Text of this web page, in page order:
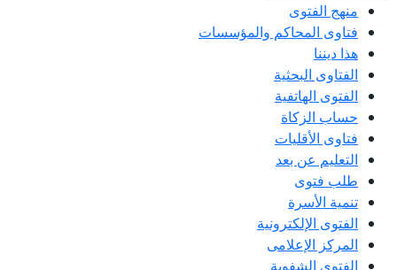
منهج الفتوى
فتاوى المحاكم والمؤسسات
هذا ديننا
الفتاوى البحثية
الفتوى الهاتفية
حساب الزكاة
فتاوى الأقليات
التعليم عن بعد
طلب فتوى
تنمية الأسرة
الفتوى الإلكترونية
المركز الإعلامى
الفتوى الشفوية